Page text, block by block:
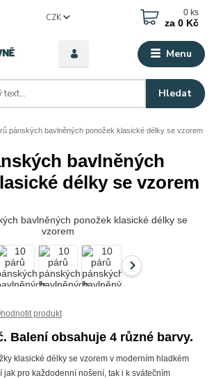
Menu
CZK
Hledat
0 ks
za 0 Kč
pánských bavlněných ponožek klasické délky se vzorem
bavlněných
délky se vzorem
produkt
Balení obsahuje 4 různé barvy.
klasické délky se vzorem v moderním hladkém
jak pro každodenní nošení, tak i k svátečním